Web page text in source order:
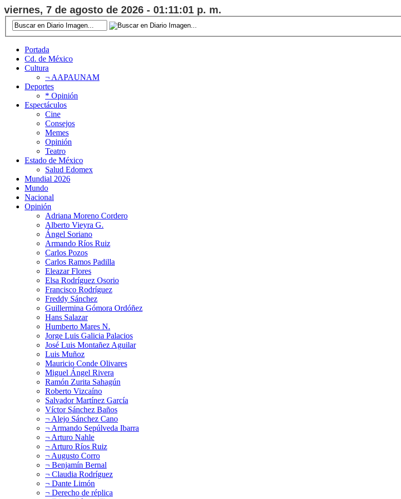
viernes, 7 de agosto de 2026 - 01:11:01 p. m.
Portada
Cd. de México
Cultura
¬ AAPAUNAM
Deportes
* Opinión
Espectáculos
Cine
Consejos
Memes
Opinión
Teatro
Estado de México
Salud Edomex
Mundial 2026
Mundo
Nacional
Opinión
Adriana Moreno Cordero
Alberto Vieyra G.
Ángel Soriano
Armando Ríos Ruiz
Carlos Pozos
Carlos Ramos Padilla
Eleazar Flores
Elsa Rodríguez Osorio
Francisco Rodríguez
Freddy Sánchez
Guillermina Gómora Ordóñez
Hans Salazar
Humberto Mares N.
Jorge Luis Galicia Palacios
José Luis Montañez Aguilar
Luis Muñoz
Mauricio Conde Olivares
Miguel Ángel Rivera
Ramón Zurita Sahagún
Roberto Vizcaíno
Salvador Martínez García
Víctor Sánchez Baños
¬ Alejo Sánchez Cano
¬ Armando Sepúlveda Ibarra
¬ Arturo Nahle
¬ Arturo Ríos Ruiz
¬ Augusto Corro
¬ Benjamín Bernal
¬ Claudia Rodríguez
¬ Dante Limón
¬ Derecho de réplica